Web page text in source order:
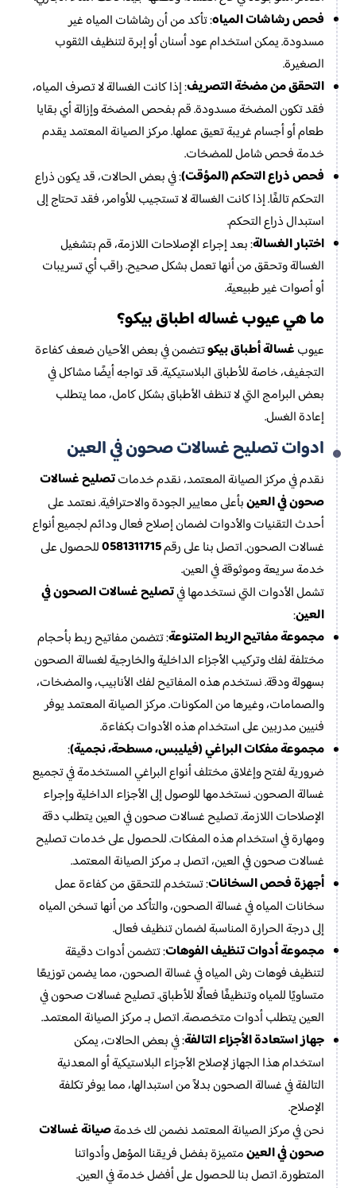
فحص رشاشات المياه: تأكد من أن رشاشات المياه غير
مسدودة. يمكن استخدام عود أسنان أو إبرة لتنظيف الثقوب
الصغيرة.
التحقق من مضخة التصريف: إذا كانت الغسالة لا تصرف المياه،
فقد تكون المضخة مسدودة. قم بفحص المضخة وإزالة أي بقايا
طعام أو أجسام غريبة تعيق عملها. مركز الصيانة المعتمد يقدم
خدمة فحص شامل للمضخات.
فحص ذراع التحكم (المؤقت): في بعض الحالات، قد يكون ذراع
التحكم تالفًا. إذا كانت الغسالة لا تستجيب للأوامر، فقد تحتاج إلى
استبدال ذراع التحكم.
اختبار الغسالة: بعد إجراء الإصلاحات اللازمة، قم بتشغيل
الغسالة وتحقق من أنها تعمل بشكل صحيح. راقب أي تسريبات
أو أصوات غير طبيعية.
ما هي عيوب غساله اطباق بيكو؟
عيوبغسالة أطباق بيكوتتضمن في بعض الأحيان ضعف كفاءة
التجفيف، خاصة للأطباق البلاستيكية. قد تواجه أيضًا مشاكل في
بعض البرامج التي لا تنظف الأطباق بشكل كامل، مما يتطلب
إعادة الغسل.
ادوات تصليح غسالات صحون في العين
نقدم في مركز الصيانة المعتمد، نقدم خدماتتصليح غسالات
صحون في العينبأعلى معايير الجودة والاحترافية. نعتمد على
أحدث التقنيات والأدوات لضمان إصلاح فعال ودائم لجميع أنواع
غسالات الصحون. اتصل بنا على رقم0581311715للحصول على
خدمة سريعة وموثوقة في العين.
تشمل الأدوات التي نستخدمها فيتصليح غسالات الصحون في
العين:
مجموعة مفاتيح الربط المتنوعة: تتضمن مفاتيح ربط بأحجام
مختلفة لفك وتركيب الأجزاء الداخلية والخارجية لغسالة الصحون
بسهولة ودقة. نستخدم هذه المفاتيح لفك الأنابيب، والمضخات،
والصمامات، وغيرها من المكونات. مركز الصيانة المعتمد يوفر
فنيين مدربين على استخدام هذه الأدوات بكفاءة.
مجموعة مفكات البراغي (فيليبس، مسطحة، نجمية):
ضرورية لفتح وإغلاق مختلف أنواع البراغي المستخدمة في تجميع
غسالة الصحون. نستخدمها للوصول إلى الأجزاء الداخلية وإجراء
الإصلاحات اللازمة. تصليح غسالات صحون في العين يتطلب دقة
ومهارة في استخدام هذه المفكات. للحصول على خدمات تصليح
غسالات صحون في العين، اتصل بـ مركز الصيانة المعتمد.
أجهزة فحص السخانات: تستخدم للتحقق من كفاءة عمل
سخانات المياه في غسالة الصحون، والتأكد من أنها تسخن المياه
إلى درجة الحرارة المناسبة لضمان تنظيف فعال.
مجموعة أدوات تنظيف الفوهات: تتضمن أدوات دقيقة
لتنظيف فوهات رش المياه في غسالة الصحون، مما يضمن توزيعًا
متساويًا للمياه وتنظيفًا فعالًا للأطباق. تصليح غسالات صحون في
العين يتطلب أدوات متخصصة. اتصل بـ مركز الصيانة المعتمد.
جهاز استعادة الأجزاء التالفة: في بعض الحالات، يمكن
استخدام هذا الجهاز لإصلاح الأجزاء البلاستيكية أو المعدنية
التالفة في غسالة الصحون بدلاً من استبدالها، مما يوفر تكلفة
الإصلاح.
نحن في مركز الصيانة المعتمد نضمن لك خدمةصيانة غسالات
صحون في العينمتميزة بفضل فريقنا المؤهل وأدواتنا
المتطورة. اتصل بنا للحصول على أفضل خدمة في العين.